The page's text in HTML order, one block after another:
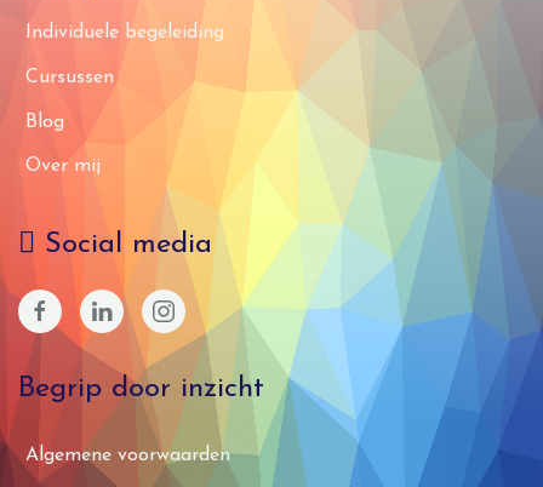
Individuele begeleiding
Cursussen
Blog
Over mij
Social media
Begrip door inzicht
Algemene voorwaarden